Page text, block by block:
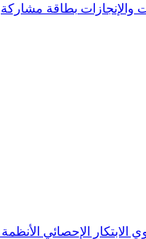
والإنجازات بطاقة مشاركة
الابتكار الإحصائي